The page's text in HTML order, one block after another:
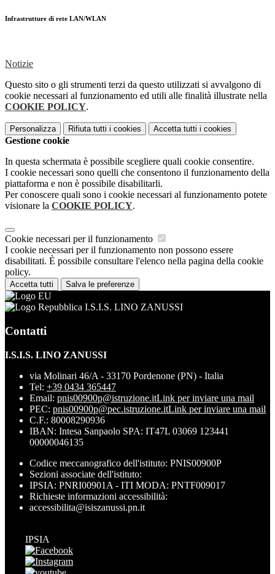
Infrastrutture di rete LAN/WLAN
Notizie
Questo sito o gli strumenti terzi da questo utilizzati si avvalgono di
cookie necessari al funzionamento ed utili alle finalità illustrate nella
COOKIE POLICY.
Personalizza Rifiuta tutti i cookies Accetta tutti i cookies
Gestione cookie
In questa schermata è possibile scegliere quali cookie consentire.
I cookie necessari sono quelli che consentono il funzionamento della
piattaforma e non è possibile disabilitarli.
Per conoscere quali sono i cookie necessari al funzionamento potete
visionare la COOKIE POLICY.
Cookie necessari per il funzionamento
I cookie necessari per il funzionamento non possono essere
disabilitati. È possibile consultare l'elenco nella pagina della cookie
policy.
Accetta tutti Salva le preferenze
I.S.I.S. LINO ZANUSSI
Contatti
I.S.I.S. LINO ZANUSSI
via Molinari 46/A - 33170 Pordenone (PN) - Italia
Tel: +39 0434 365447
Email: pnis00900p@istruzione.itLink per inviare una mail
PEC: pnis00900p@pec.istruzione.itLink per inviare una mail
C.F.: 80008290936
IBAN: Intesa Sanpaolo SPA: IT47L 03069 123441
00000046135
Codice meccanografico dell'istituto: PNIS00900P
Sezioni associate dell'istituto:
IPSIA: PNRI00901A - ITI MODA: PNTF009017
Richieste informazioni accessibilità:
accessibilita@isiszanussi.pn.it
IPSIA